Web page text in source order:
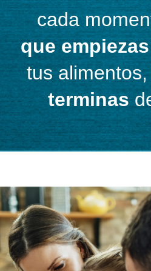
cada
que empiezas
tus
terminas